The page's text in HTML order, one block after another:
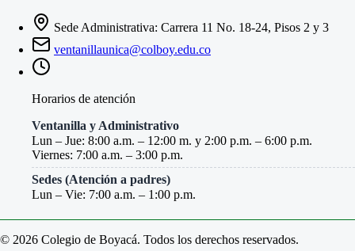
Sede Administrativa: Carrera 11 No. 18-24, Pisos 2 y 3
ventanillaunica@colboy.edu.co
Horarios de atención
Ventanilla y Administrativo
Lun – Jue: 8:00 a.m. – 12:00 m. y 2:00 p.m. – 6:00 p.m.
Viernes: 7:00 a.m. – 3:00 p.m.
Sedes (Atención a padres)
Lun – Vie: 7:00 a.m. – 1:00 p.m.
© 2026 Colegio de Boyacá. Todos los derechos reservados.